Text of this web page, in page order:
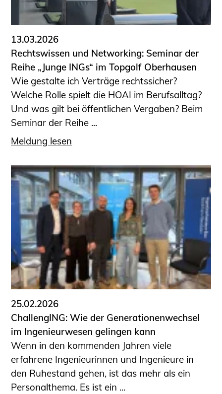
13.03.2026
Rechtswissen und Networking: Seminar der
Reihe „Junge INGs“ im Topgolf Oberhausen
Wie gestalte ich Verträge rechtssicher?
Welche Rolle spielt die HOAI im Berufsalltag?
Und was gilt bei öffentlichen Vergaben? Beim
Seminar der Reihe ...
Meldung lesen
25.02.2026
ChallengING: Wie der Generationenwechsel
im Ingenieurwesen gelingen kann
Wenn in den kommenden Jahren viele
erfahrene Ingenieurinnen und Ingenieure in
den Ruhestand gehen, ist das mehr als ein
Personalthema. Es ist ein ...